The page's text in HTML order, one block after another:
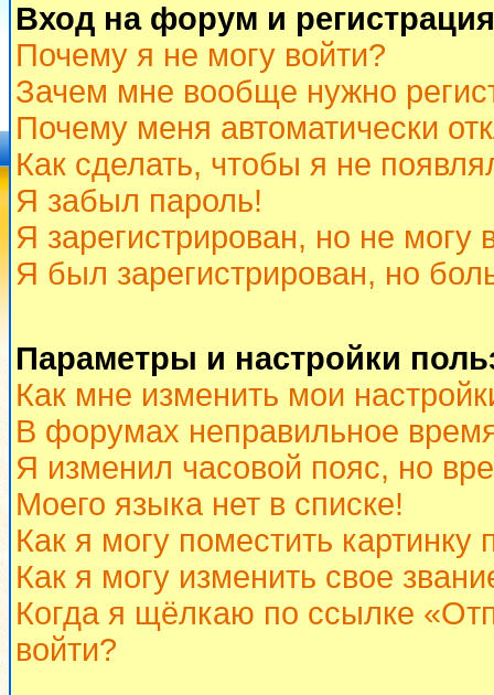
Вход на форум и регистрация
Почему я не могу войти?
Зачем мне вообще нужно
Почему меня автоматически
Как сделать, чтобы я не
Я забыл пароль!
Я зарегистрирован, но не могу
Я был зарегистрирован, но
Параметры и настройки
Как мне изменить мои
В форумах неправильное
Я изменил часовой пояс, но
Моего языка нет в списке!
Как я могу поместить
Как я могу изменить свое
Когда я щёлкаю по ссылке
войти?